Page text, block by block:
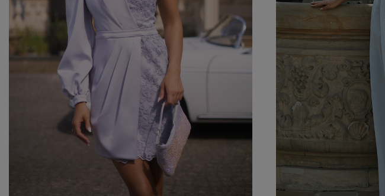
YELLOW
ORANGE
BROWN
IN FLOWERS
WITH TULLE